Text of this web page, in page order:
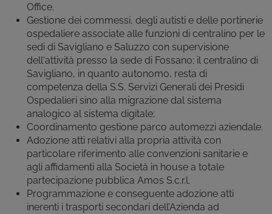
Office.
Gestione dei commessi, degli autisti e delle portinerie
ospedaliere associate alle funzioni di centralino per le
sedi di Savigliano e Saluzzo con supervisione
dell'attività presso la sede di Fossano; il centralino di
Savigliano, in quanto autonomo, resta di
competenza della S.S. Servizi Generali dei Presidi
Ospedalieri sino alla migrazione dal sistema
analogico al sistema digitale;
Coordinamento gestione parco automezzi aziendale.
Adozione atti relativi alla propria attività con
particolare riferimento alle convenzioni sanitarie e
agli affidamenti alla Società in house a totale
partecipazione pubblica Amos S.c.r.l.
Programmazione e conseguente adozione atti
inerenti i trasporti secondari dell’Azienda ad